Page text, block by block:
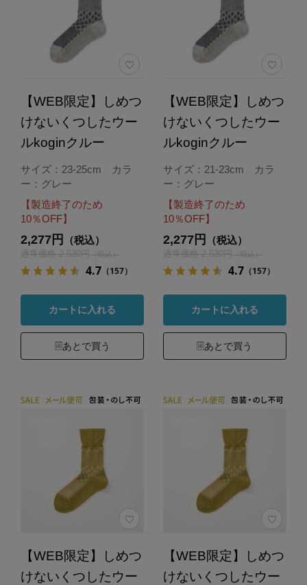
【WEB限定】しめつ
けないくつしたウー
ルkoginクルー
サイズ：23-25cm カラ
ー：グレー
【製造終了のため
10％OFF】
2,277円 （税込）
通常価格 2,530円 （税込）
4.7（157）
カートに入れる
あとで買う
【WEB限定】しめつ
けないくつしたウー
ルkoginクルー
サイズ：21-23cm カラ
ー：グレー
【製造終了のため
10％OFF】
2,277円 （税込）
通常価格 2,530円 （税込）
4.7（157）
カートに入れる
あとで買う
【WEB限定】しめつ
けないくつしたウー
【WEB限定】しめつ
けないくつしたウー